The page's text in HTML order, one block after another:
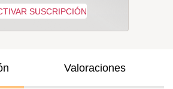
Valoraciones